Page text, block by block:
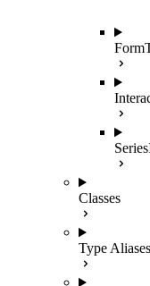
Classes
Type Aliases